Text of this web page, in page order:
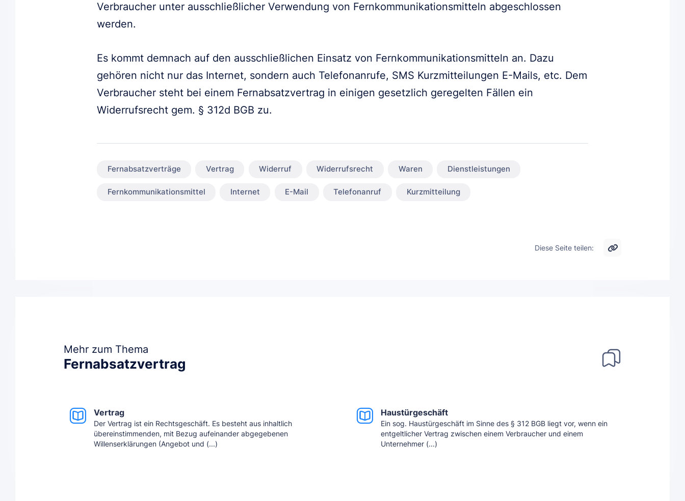
Verbraucher unter ausschließlicher Verwendung von Fernkommunikationsmitteln abgeschlossen
werden.
Es kommt demnach auf den ausschließlichen Einsatz von Fernkommunikationsmitteln an. Dazu
gehören nicht nur das Internet, sondern auch Telefonanrufe, SMS Kurzmitteilungen E-Mails, etc. Dem
Verbraucher steht bei einem Fernabsatzvertrag in einigen gesetzlich geregelten Fällen ein
Widerrufsrecht gem. § 312d BGB zu.
Fernabsatzverträge Vertrag Widerruf Widerrufsrecht Waren Dienstleistungen
Fernkommunikationsmittel Internet E-Mail Telefonanruf Kurzmitteilung
Diese Seite teilen:
Mehr zum Thema
Fernabsatzvertrag
Vertrag
Der Vertrag ist ein Rechtsgeschäft. Es besteht aus inhaltlich
übereinstimmenden, mit Bezug aufeinander abgegebenen
Willenserklärungen (Angebot und (...)
Haustürgeschäft
Ein sog. Haustürgeschäft im Sinne des § 312 BGB liegt vor, wenn ein
entgeltlicher Vertrag zwischen einem Verbraucher und einem
Unternehmer (...)